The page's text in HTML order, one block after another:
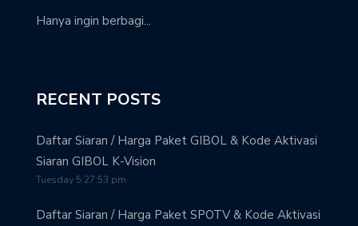
Hanya ingin berbagi...
RECENT POSTS
Daftar Siaran / Harga Paket GIBOL & Kode Aktivasi
Siaran GIBOL K-Vision
Tuesday 5:27:53 pm
Daftar Siaran / Harga Paket SPOTV & Kode Aktivasi